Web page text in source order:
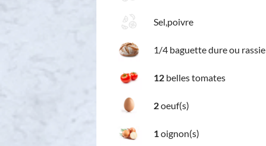
Sel,poivre
1/4 baguette dure ou rassie
12 belles tomates
2oeuf(s)
1 oignon(s)